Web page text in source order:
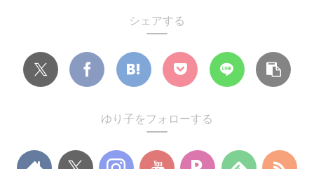
シェアする
ゆり子をフォローする